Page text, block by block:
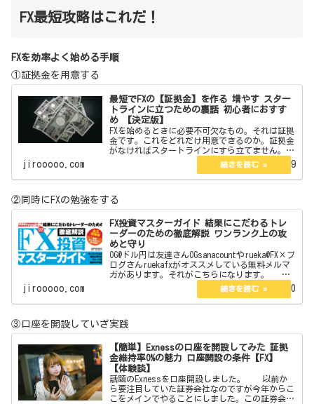
FX最短攻略はこれだ！
FXを効率よく始める手順
①証拠金を用意する
最短でFXの【証拠金】を作る 増やす スター
トラインに立つための裏話 初心者におすす
め 【決定版】
FXを始めるときに必要不可欠なもの。それは証拠
金です。これをどれだけ用意できるのか。証拠金
がなければスタートラインにすら立てません。今
回はその証拠金の作り方を教えます。また初心者
向きやそうでないものそれらについても言及して
いきます。 j…
jirooooo.com 2022.06.19
②同時にFXの勉強をする
FX投資マスターガイド 結果にこだわるトレ
ーダーのための徹底解説 ワンランク上の攻
めと守り
OG@ドル円は友達さんOGsanacountやrueka@FX×ブ
ログさんruekafxがオススメしている無料メルマ
ガがあります。それがこちらになります。
【無料】現役プロトレーダーが総合監修したFX投
資E-BOOK図解オールカラー12…
jirooooo.com 2022.09.20
③口座を開設していざ実践
【簡単】Exnessの口座を開設してみた 証拠
金維持率0%の魅力 口座開設の条件【FX】
【体験談】
話題のExnessを口座開設しました。 以前か
ら要注目していた証券会社なのですが今年からこ
こをメインでやることにしました。この証券会社